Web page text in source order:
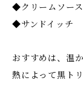
◆クリームソース
◆サンドイッチ
おすすめは、温
熱によって黒ト